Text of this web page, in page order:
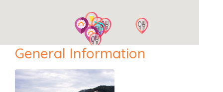
General Information